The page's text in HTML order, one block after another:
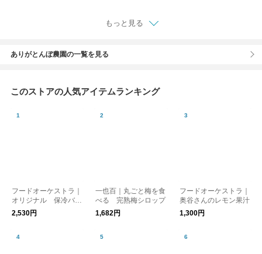
もっと見る
ありがとんぼ農園の一覧を見る
このストアの人気アイテムランキング
フードオーケストラ｜
オリジナル 保冷バッ
グ
2,530円
一也百｜丸ごと梅を食
べる 完熟梅シロップ
1,682円
フードオーケストラ｜
奥谷さんのレモン果汁
1,300円